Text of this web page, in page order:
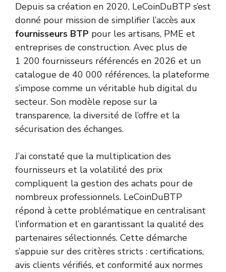
Depuis sa création en 2020, LeCoinDuBTP s’est
donné pour mission de simplifier l’accès aux
fournisseurs BTP pour les artisans, PME et
entreprises de construction. Avec plus de
1 200 fournisseurs référencés en 2026 et un
catalogue de 40 000 références, la plateforme
s’impose comme un véritable hub digital du
secteur. Son modèle repose sur la
transparence, la diversité de l’offre et la
sécurisation des échanges.
J’ai constaté que la multiplication des
fournisseurs et la volatilité des prix
compliquent la gestion des achats pour de
nombreux professionnels. LeCoinDuBTP
répond à cette problématique en centralisant
l’information et en garantissant la qualité des
partenaires sélectionnés. Cette démarche
s’appuie sur des critères stricts : certifications,
avis clients vérifiés, et conformité aux normes